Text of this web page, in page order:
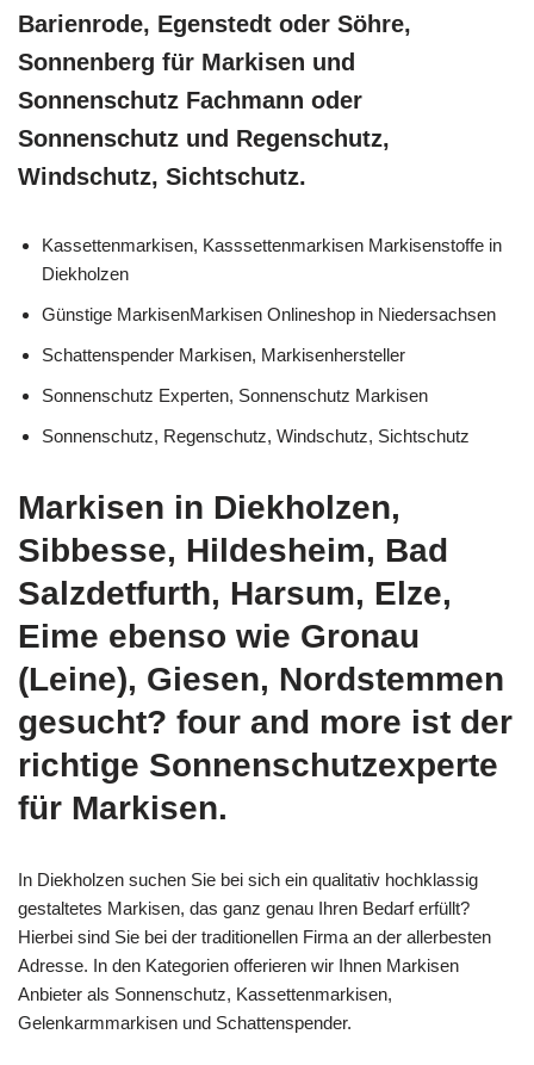
Barienrode, Egenstedt oder Söhre,
Sonnenberg für Markisen und
Sonnenschutz Fachmann oder
Sonnenschutz und Regenschutz,
Windschutz, Sichtschutz.
Kassettenmarkisen, Kasssettenmarkisen Markisenstoffe in
Diekholzen
Günstige MarkisenMarkisen Onlineshop in Niedersachsen
Schattenspender Markisen, Markisenhersteller
Sonnenschutz Experten, Sonnenschutz Markisen
Sonnenschutz, Regenschutz, Windschutz, Sichtschutz
Markisen in Diekholzen,
Sibbesse, Hildesheim, Bad
Salzdetfurth, Harsum, Elze,
Eime ebenso wie Gronau
(Leine), Giesen, Nordstemmen
gesucht? four and more ist der
richtige Sonnenschutzexperte
für Markisen.
In Diekholzen suchen Sie bei sich ein qualitativ hochklassig
gestaltetes Markisen, das ganz genau Ihren Bedarf erfüllt?
Hierbei sind Sie bei der traditionellen Firma an der allerbesten
Adresse. In den Kategorien offerieren wir Ihnen Markisen
Anbieter als Sonnenschutz, Kassettenmarkisen,
Gelenkarmmarkisen und Schattenspender.